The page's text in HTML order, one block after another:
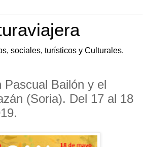
sociales, turísticos y Culturales.
Pascual Bailón y el
(Soria). Del 17 al 18